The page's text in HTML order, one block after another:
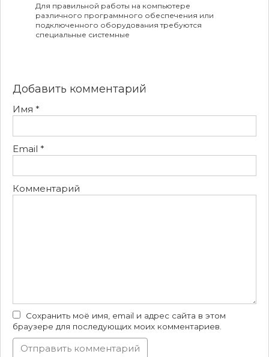
Для правильной работы на компьютере
различного программного обеспечения или
подключенного оборудования требуются
специальные системные
Добавить комментарий
Имя *
Email *
Комментарий
Сохранить моё имя, email и адрес сайта в этом
браузере для последующих моих комментариев.